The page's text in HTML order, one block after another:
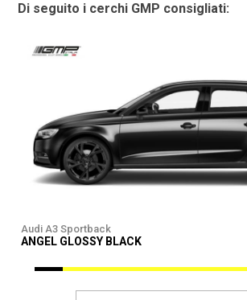
Di seguito i cerchi GMP consigliati:
Audi A3 Sportback
ANGEL GLOSSY BLACK